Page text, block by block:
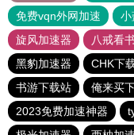
免费vqn外网加速
小
旋风加速器
八戒看书
黑豹加速器
CHK下
书游下载站
俺来买
2023免费加速神器